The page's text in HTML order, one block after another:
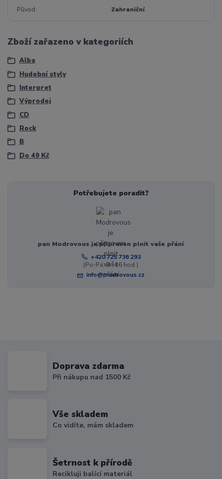
Původ Zahraniční
Zboží zařazeno v kategoriích
Alba
Hudební styly
Interpret
Výprodej
CD
Rock
B
Do 49 Kč
Potřebujete poradit?
pan Modrovous je připraven plnit vaše přání
+420 725 736 293
(Po-Pá, 8 - 16 hod.)
info@modrovous.cz
Doprava zdarma
Při nákupu nad 1500 Kč
Vše skladem
Co vidíte, mám skladem
Šetrnost k přírodě
Recikluji balící materiál